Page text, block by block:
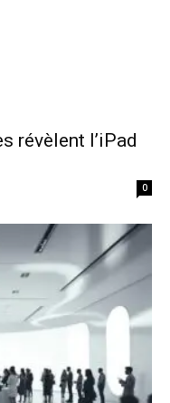
révèlent l’iPad
0